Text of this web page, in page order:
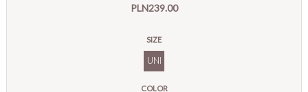
PLN239.00
SIZE
UNI
COLOR